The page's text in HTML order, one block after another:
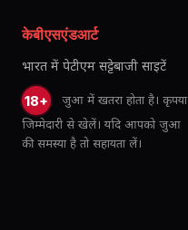
केबीएसएंडआर्ट
भारत में पेटीएम सट्टेबाजी साइटें
18+
जुआ में खतरा होता है। कृपया
जिम्मेदारी से खेलें। यदि आपको जुआ
की समस्या है तो सहायता लें।